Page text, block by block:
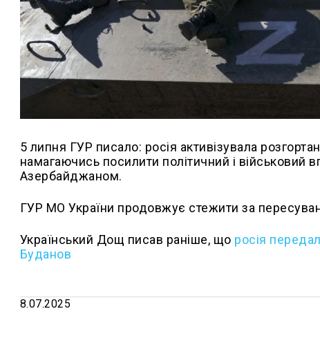
5 липня ГУР писало: росія активізувала
намагаючись посилити політичний і військовий
Азербайджаном.
ГУР МО України продовжує стежити за
Український Дощ писав раніше, що росія
Буданов
8.07.2025